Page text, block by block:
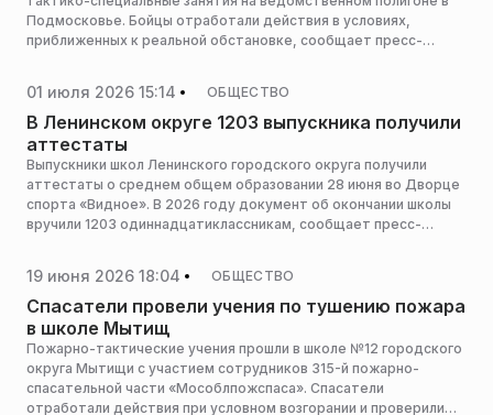
Подмосковье. Бойцы отработали действия в условиях,
приближенных к реальной обстановке, сообщает пресс-
01 июля 2026 15:14 ОБЩЕСТВО
В Ленинском округе 1203 выпускника получили
аттестаты
Выпускники школ Ленинского городского округа получили
аттестаты о среднем общем образовании 28 июня во Дворце
спорта «Видное». В 2026 году документ об окончании школы
вручили 1203 одиннадцатиклассникам, сообщает пресс-
19 июня 2026 18:04 ОБЩЕСТВО
Спасатели провели учения по тушению пожара
в школе Мытищ
Пожарно-тактические учения прошли в школе №12 городского
округа Мытищи с участием сотрудников 315-й пожарно-
спасательной части «Мособлпожспаса». Спасатели
отработали действия при условном возгорании и проверили